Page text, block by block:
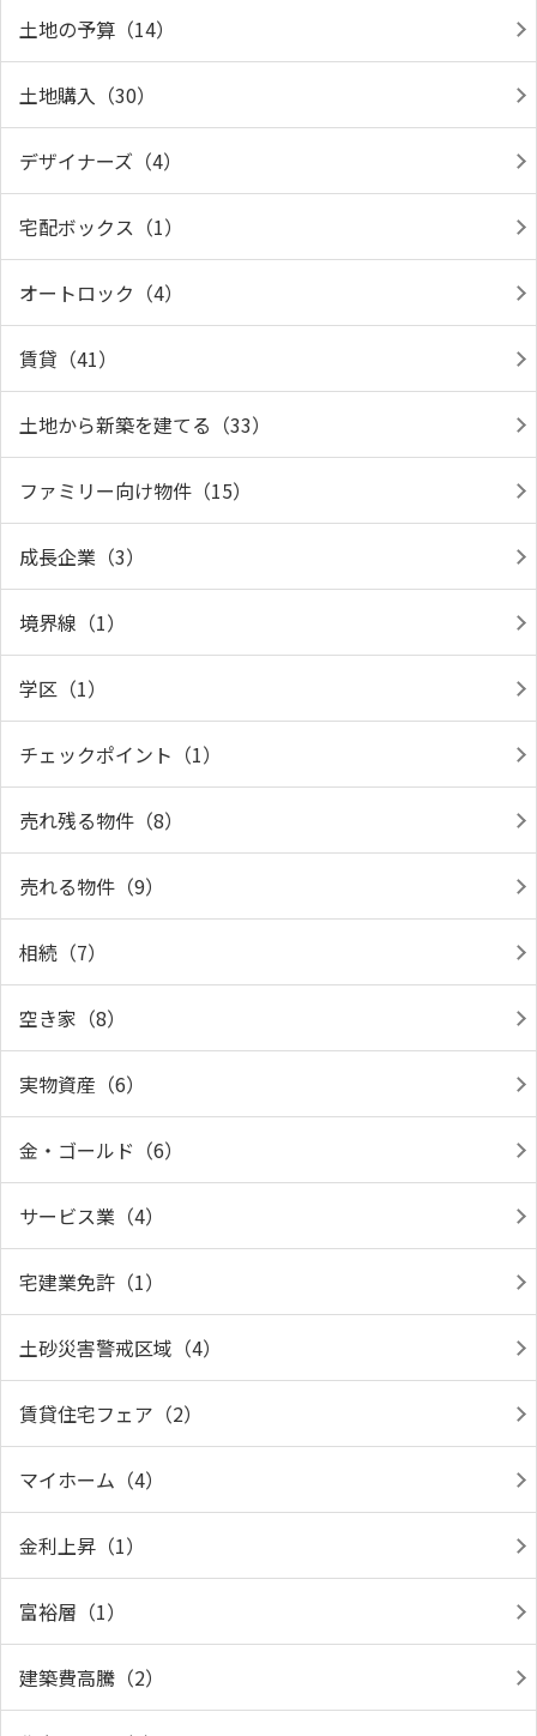
土地の予算（14）
土地購入（30）
デザイナーズ（4）
宅配ボックス（1）
オートロック（4）
賃貸（41）
土地から新築を建てる（33）
ファミリー向け物件（15）
成長企業（3）
境界線（1）
学区（1）
チェックポイント（1）
売れ残る物件（8）
売れる物件（9）
相続（7）
空き家（8）
実物資産（6）
金・ゴールド（6）
サービス業（4）
宅建業免許（1）
土砂災害警戒区域（4）
賃貸住宅フェア（2）
マイホーム（4）
金利上昇（1）
富裕層（1）
建築費高騰（2）